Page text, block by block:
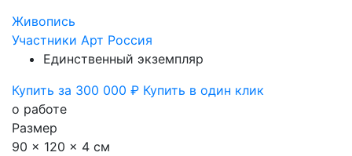
Живопись
Участники Арт Россия
Единственный экземпляр
Купить за 300 000 ₽ Купить в один клик
о работе
Размер
90 x 120 x 4 см